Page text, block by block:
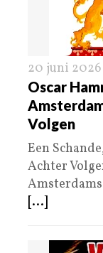
20 juni 2026
Oscar
Volgen
Een
Achter
[...]